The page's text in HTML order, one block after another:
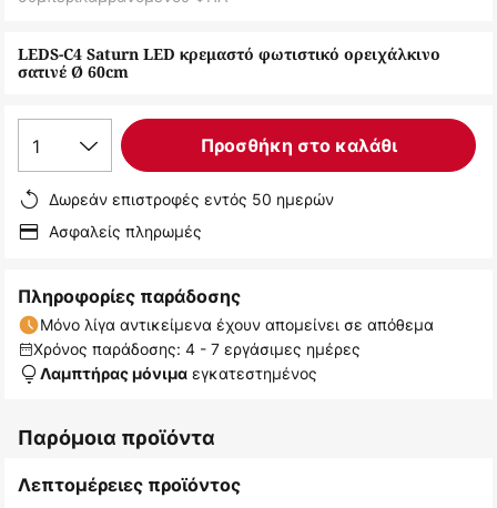
εικόνων
LEDS-C4 Saturn LED κρεμαστό φωτιστικό ορειχάλκινο
σατινέ Ø 60cm
1 Προσθήκη στο καλάθι
Δωρεάν επιστροφές εντός 50 ημερών
Ασφαλείς πληρωμές
Πληροφορίες παράδοσης
Μόνο λίγα αντικείμενα έχουν απομείνει σε απόθεμα
Χρόνος παράδοσης: 4 - 7 εργάσιμες ημέρες
Λαμπτήρας μόνιμα εγκατεστημένος
Παρόμοια προϊόντα
Λεπτομέρειες προϊόντος